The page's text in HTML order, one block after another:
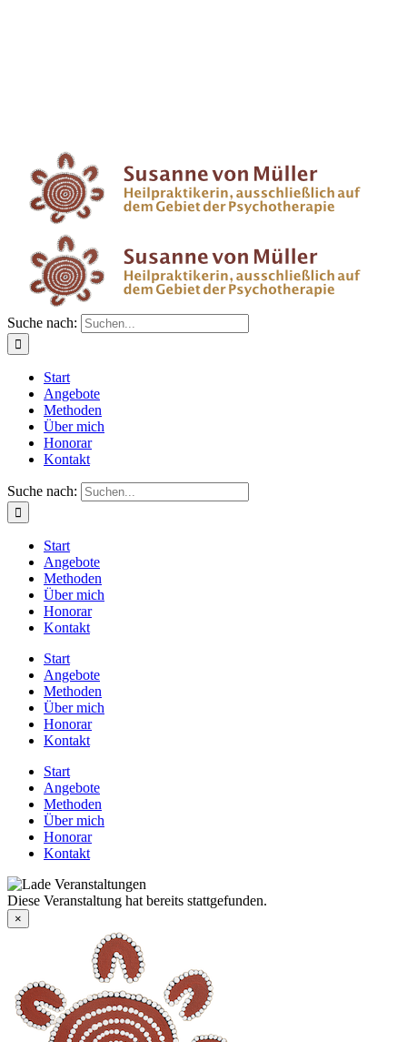
Suche nach:
Start
Angebote
Methoden
Über mich
Honorar
Kontakt
Suche nach:
Start
Angebote
Methoden
Über mich
Honorar
Kontakt
Start
Angebote
Methoden
Über mich
Honorar
Kontakt
Start
Angebote
Methoden
Über mich
Honorar
Kontakt
Diese Veranstaltung hat bereits stattgefunden.
×